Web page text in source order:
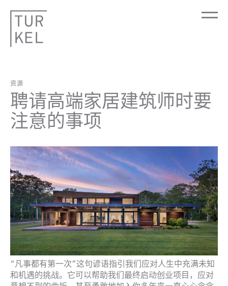
资源
聘请高端家居建筑师时要
注意的事项
“凡事都有第一次”这句谚语指引我们应对人生中充满未知
和机遇的挑战。它可以帮助我们最终启动创业项目，应对